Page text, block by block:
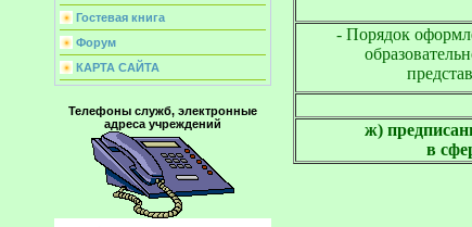
Гостевая книга
Форум
КАРТА САЙТА
Телефоны служб, электронные
адреса учреждений
- Порядок
ж)
в